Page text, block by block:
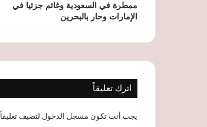
ممطرة في السعودية وغائم جزئيا في
الإمارات وحار بالبحرين
اترك تعليقاً
يجب أنت تكون مسجل الدخول لتضيف تعليقاً.